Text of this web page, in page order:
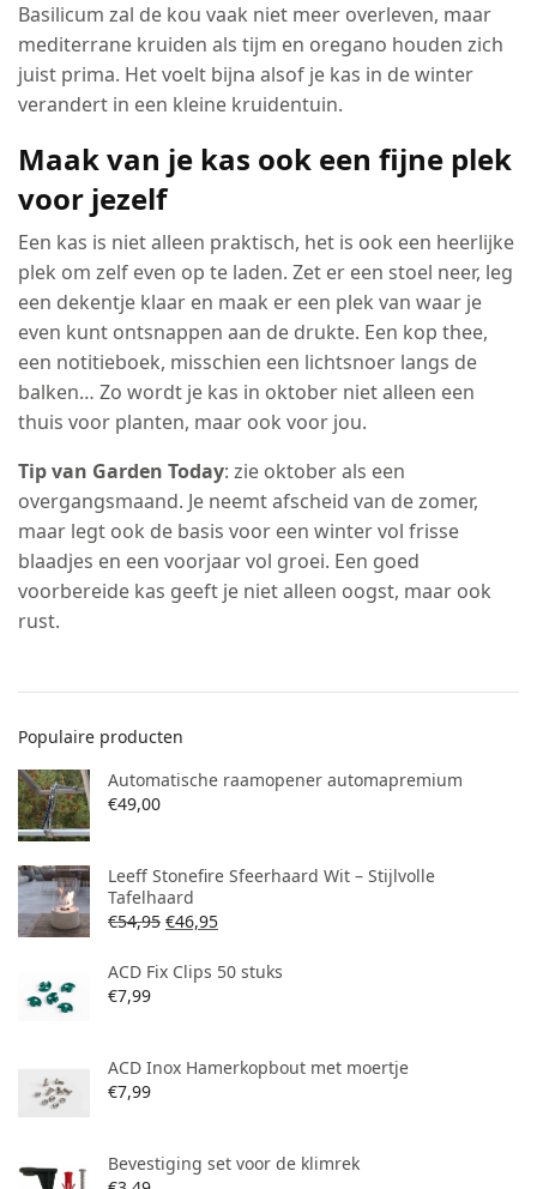
Basilicum zal de kou vaak niet meer overleven, maar
mediterrane kruiden als tijm en oregano houden zich
juist prima. Het voelt bijna alsof je kas in de winter
verandert in een kleine kruidentuin.
Maak van je kas ook een fijne plek
voor jezelf
Een kas is niet alleen praktisch, het is ook een heerlijke
plek om zelf even op te laden. Zet er een stoel neer, leg
een dekentje klaar en maak er een plek van waar je
even kunt ontsnappen aan de drukte. Een kop thee,
een notitieboek, misschien een lichtsnoer langs de
balken… Zo wordt je kas in oktober niet alleen een
thuis voor planten, maar ook voor jou.
Tip van Garden Today: zie oktober als een
overgangsmaand. Je neemt afscheid van de zomer,
maar legt ook de basis voor een winter vol frisse
blaadjes en een voorjaar vol groei. Een goed
voorbereide kas geeft je niet alleen oogst, maar ook
rust.
Populaire producten
Automatische raamopener automapremium
€49,00
Leeff Stonefire Sfeerhaard Wit – Stijlvolle
Tafelhaard
€54,95 €46,95
ACD Fix Clips 50 stuks
€7,99
ACD Inox Hamerkopbout met moertje
€7,99
Bevestiging set voor de klimrek